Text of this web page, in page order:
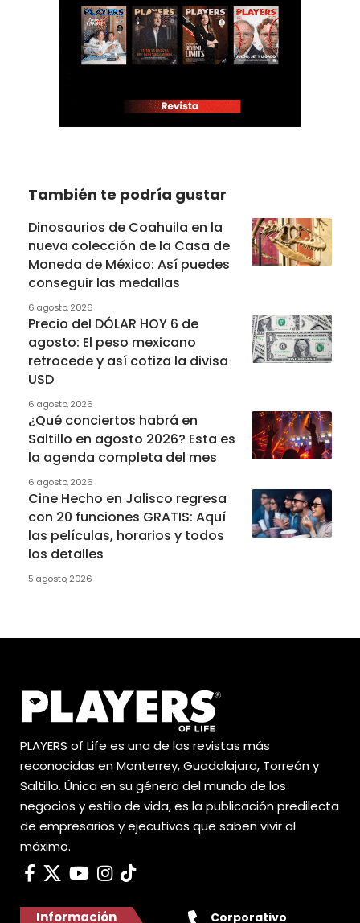
También te podría gustar
Dinosaurios de Coahuila en la
nueva colección de la Casa de
Moneda de México: Así puedes
conseguir las medallas
6 agosto, 2026
Precio del DÓLAR HOY 6 de
agosto: El peso mexicano
retrocede y así cotiza la divisa
USD
6 agosto, 2026
¿Qué conciertos habrá en
Saltillo en agosto 2026? Esta es
la agenda completa del mes
6 agosto, 2026
Cine Hecho en Jalisco regresa
con 20 funciones GRATIS: Aquí
las películas, horarios y todos
los detalles
5 agosto, 2026
PLAYERS of Life es una de las revistas más
reconocidas en Monterrey, Guadalajara, Torreón y
Saltillo. Única en su género del mundo de los
negocios y estilo de vida, es la publicación predilecta
de empresarios y ejecutivos que saben vivir al
máximo.
Información Corporativo